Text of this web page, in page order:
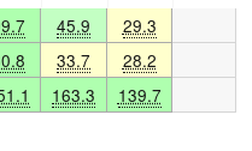
45.9 29.3
33.7 28.2
163.3 139.7